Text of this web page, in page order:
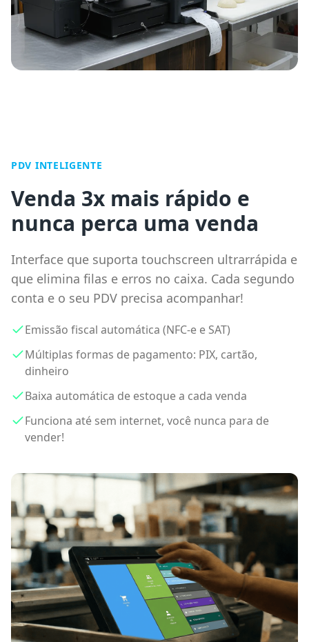
PDV INTELIGENTE
Venda 3x mais rápido e
nunca perca uma venda
Interface que suporta touchscreen ultrarrápida e
que elimina filas e erros no caixa. Cada segundo
conta e o seu PDV precisa acompanhar!
Emissão fiscal automática (NFC-e e SAT)
Múltiplas formas de pagamento: PIX, cartão,
dinheiro
Baixa automática de estoque a cada venda
Funciona até sem internet, você nunca para de
vender!